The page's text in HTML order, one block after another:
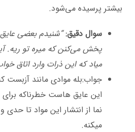
بیشتر پرسیده می‌شود.
سوال دقیق: “شنیدم بعضی
پخش می‌کنن که میره تو ریه.
میاد که این ذرات وارد اتاق
جواب:بله موادی مانند آزبست
این عایق هاست خطرناکه
نما از انتشار این مواد تا
میکنه.